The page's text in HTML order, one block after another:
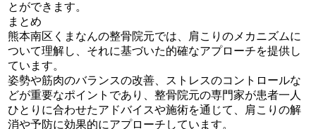
とができます。
まとめ
熊本南区くまなんの整骨院元では、肩こりのメカニズムに
ついて理解し、それに基づいた的確なアプローチを提供し
ています。
姿勢や筋肉のバランスの改善、ストレスのコントロールな
どが重要なポイントであり、整骨院元の専門家が患者一人
ひとりに合わせたアドバイスや施術を通じて、肩こりの解
消や予防に効果的にアプローチしています。